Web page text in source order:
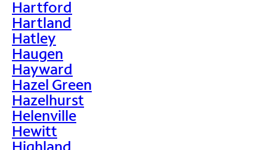
Hartford
Hartland
Hatley
Haugen
Hayward
Hazel Green
Hazelhurst
Helenville
Hewitt
Highland